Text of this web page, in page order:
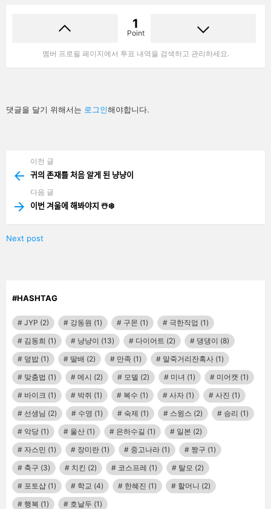
1
Point
멤버 프로필 페이지에서 투표 내역을 검색하고 관리하세요.
답
글
댓글을 달기 위해서는 로그인해야합니다.
more
이전 글
귀의 존재를 처음 알게 된 냥냥이
다음 글
이번 겨울에 해봐야지 ☃️❄️
Next post
#HASHTAG
JYP (2) 강동원 (1) 구몬 (1) 극한직업 (1)
김동희 (1) 냥냥이 (13) 다이어트 (2) 댕댕이 (8)
덮밥 (1) 딸배 (2) 만족 (1) 말죽거리잔혹사 (1)
맞춤법 (1) 메시 (2) 모델 (2) 미녀 (1) 미어캣 (1)
바이크 (1) 박쥐 (1) 복수 (1) 사자 (1) 사진 (1)
선생님 (2) 수영 (1) 숙제 (1) 스윙스 (2) 승리 (1)
악당 (1) 울산 (1) 은하수길 (1) 일본 (2)
자스민 (1) 장미란 (1) 중고나라 (1) 짱구 (1)
축구 (3) 치킨 (2) 코스프레 (1) 탈모 (2)
포토샵 (1) 학교 (4) 한혜진 (1) 할머니 (2)
행복 (1) 호날두 (1)